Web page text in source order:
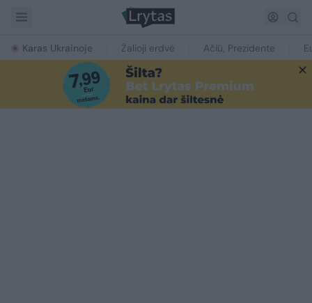
Karas Ukrainoje Žalioji erdvė Ačiū, Prezidente